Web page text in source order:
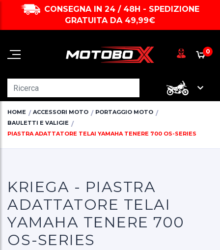
CONSEGNA IN 24 / 48H - SPEDIZIONE
GRATUITA DA 49,99€
0
HOME ACCESSORI MOTO
PORTAGGIO MOTO
BAULETTI E VALIGIE
PIASTRA ADATTATORE TELAI YAMAHA TENERE 700 OS-SERIES
KRIEGA - PIASTRA
ADATTATORE TELAI
YAMAHA TENERE 700
OS-SERIES